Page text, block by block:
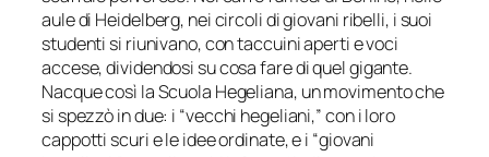
aule di Heidelberg, nei circoli di giovani ribelli, i suoi
studenti si riunivano, con taccuini aperti e voci
accese, dividendosi su cosa fare di quel gigante.
Nacque così la Scuola Hegeliana, un movimento che
si spezzò in due: i “vecchi hegeliani,” con i loro
cappotti scuri e le idee ordinate, e i “giovani